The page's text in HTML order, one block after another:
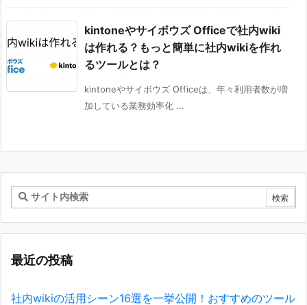
kintoneやサイボウズ Officeで社内wiki
は作れる？もっと簡単に社内wikiを作れ
るツールとは？
kintoneやサイボウズ Officeは、年々利用者数が増
加している業務効率化 ...
最近の投稿
社内wikiの活用シーン16選を一挙公開！おすすめのツール